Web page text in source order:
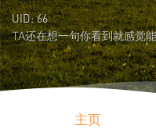
主题 回复
0
说说
2
人气
UID: 66
主页